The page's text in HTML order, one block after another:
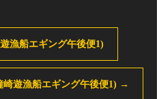
漁船エギング午後便1)
遊漁船エギング午後便1) →